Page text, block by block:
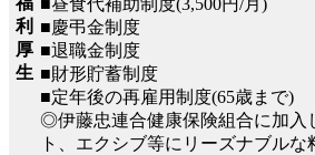
利
厚
生
■慶弔金制度
■退職金制度
■財形貯蓄制度
■定年後の再雇用制度(65歳まで)
◎伊藤忠連合健康保険組合に加入
ト、エクシブ等にリーズナブル